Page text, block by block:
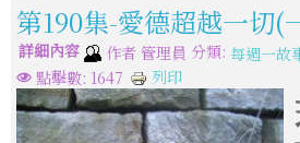
第190集-愛德超越一切(
詳細內容 作者 管理員 分類: 每週一故
點擊數: 1647
列印